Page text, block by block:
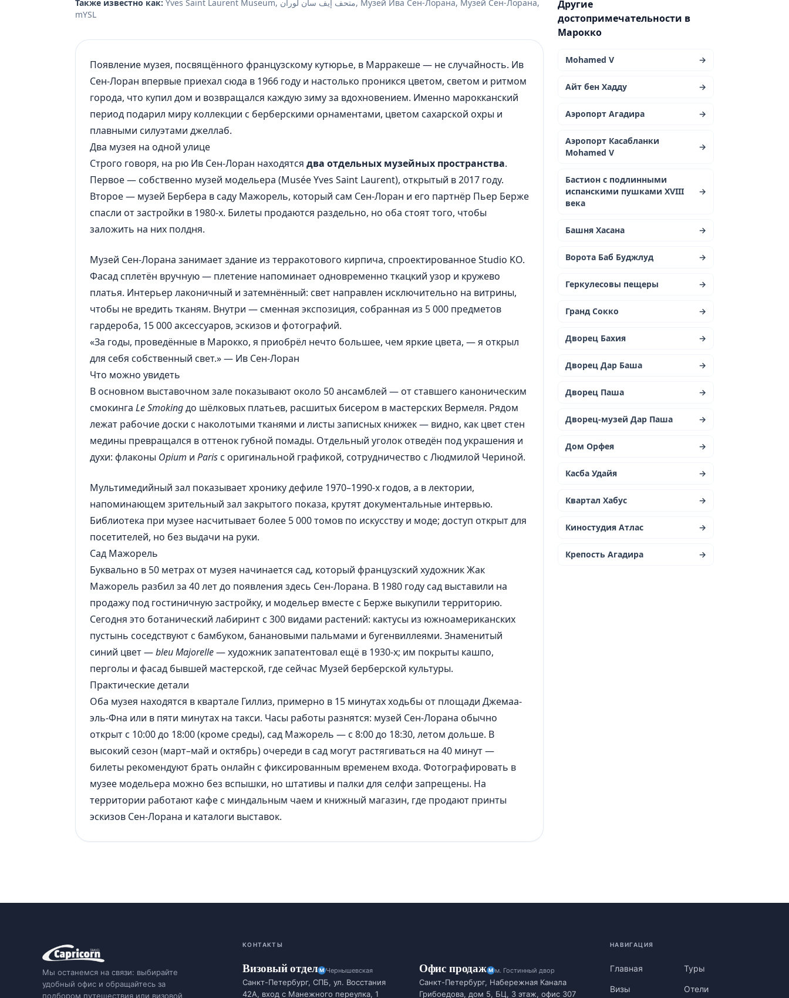
Также известно как: Yves Saint Laurent Museum, متحف إيف سان لوران, Музей Ива Сен-Лорана, Музей Сен-Лорана,
mYSL
Появление музея, посвящённого французскому кутюрье, в Марракеше — не случайность. Ив
Сен-Лоран впервые приехал сюда в 1966 году и настолько проникся цветом, светом и ритмом
города, что купил дом и возвращался каждую зиму за вдохновением. Именно марокканский
период подарил миру коллекции с берберскими орнаментами, цветом сахарской охры и
плавными силуэтами джеллаб.
Два музея на одной улице
Строго говоря, на рю Ив Сен-Лоран находятся два отдельных музейных пространства.
Первое — собственно музей модельера (Musée Yves Saint Laurent), открытый в 2017 году.
Второе — музей Бербера в саду Мажорель, который сам Сен-Лоран и его партнёр Пьер Берже
спасли от застройки в 1980-х. Билеты продаются раздельно, но оба стоят того, чтобы
заложить на них полдня.
Музей Сен-Лорана занимает здание из терракотового кирпича, спроектированное Studio KO.
Фасад сплетён вручную — плетение напоминает одновременно ткацкий узор и кружево
платья. Интерьер лаконичный и затемнённый: свет направлен исключительно на витрины,
чтобы не вредить тканям. Внутри — сменная экспозиция, собранная из 5 000 предметов
гардероба, 15 000 аксессуаров, эскизов и фотографий.
«За годы, проведённые в Марокко, я приобрёл нечто большее, чем яркие цвета, — я открыл
для себя собственный свет.» — Ив Сен-Лоран
Что можно увидеть
В основном выставочном зале показывают около 50 ансамблей — от ставшего каноническим
смокинга Le Smokingдо шёлковых платьев, расшитых бисером в мастерских Вермеля. Рядом
лежат рабочие доски с наколотыми тканями и листы записных книжек — видно, как цвет стен
медины превращался в оттенок губной помады. Отдельный уголок отведён под украшения и
духи: флаконы Opium и Paris с оригинальной графикой, сотрудничество с Людмилой Чериной.
Мультимедийный зал показывает хронику дефиле 1970–1990-х годов, а в лектории,
напоминающем зрительный зал закрытого показа, крутят документальные интервью.
Библиотека при музее насчитывает более 5 000 томов по искусству и моде; доступ открыт для
посетителей, но без выдачи на руки.
Сад Мажорель
Буквально в 50 метрах от музея начинается сад, который французский художник Жак
Мажорель разбил за 40 лет до появления здесь Сен-Лорана. В 1980 году сад выставили на
продажу под гостиничную застройку, и модельер вместе с Берже выкупили территорию.
Сегодня это ботанический лабиринт с 300 видами растений: кактусы из южноамериканских
пустынь соседствуют с бамбуком, банановыми пальмами и бугенвиллеями. Знаменитый
синий цвет —bleu Majorelle— художник запатентовал ещё в 1930-х; им покрыты кашпо,
перголы и фасад бывшей мастерской, где сейчас Музей берберской культуры.
Практические детали
Оба музея находятся в квартале Гиллиз, примерно в 15 минутах ходьбы от площади Джемаа-
эль-Фна или в пяти минутах на такси. Часы работы разнятся: музей Сен-Лорана обычно
открыт с 10:00 до 18:00 (кроме среды), сад Мажорель — с 8:00 до 18:30, летом дольше. В
высокий сезон (март–май и октябрь) очереди в сад могут растягиваться на 40 минут —
билеты рекомендуют брать онлайн с фиксированным временем входа. Фотографировать в
музее модельера можно без вспышки, но штативы и палки для селфи запрещены. На
территории работают кафе с миндальным чаем и книжный магазин, где продают принты
эскизов Сен-Лорана и каталоги выставок.
Другие
достопримечательности в
Марокко
Mohamed V →
Айт бен Хадду →
Аэропорт Агадира →
Аэропорт Касабланки
Mohamed V
→
Бастион с подлинными
испанскими пушками XVIII
века
→
Башня Хасана →
Ворота Баб Буджлуд →
Геркулесовы пещеры →
Гранд Сокко →
Дворец Бахия →
Дворец Дар Баша →
Дворец Паша →
Дворец-музей Дар Паша →
Дом Орфея →
Касба Удайя →
Квартал Хабус →
Киностудия Атлас →
Крепость Агадира →
Мы останемся на связи: выбирайте
удобный офис и обращайтесь за
подбором путешествия или визовой
КОНТАКТЫ
Визовый отдел Чернышевская
Санкт-Петербург, СПБ, ул. Восстания
42А, вход с Манежного переулка, 1
Офис продаж м. Гостинный двор
Санкт-Петербург, Набережная Канала
Грибоедова, дом 5, БЦ, 3 этаж, офис 307
НАВИГАЦИЯ
Главная Туры
Визы Отели